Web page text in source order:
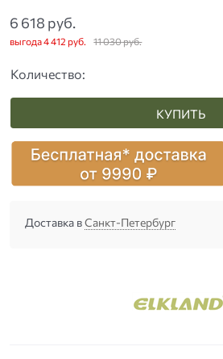
11 030 руб.
6 618 руб.
выгода4 412 руб.
Количество:
КУПИТЬ
Доставка вСанкт-Петербург